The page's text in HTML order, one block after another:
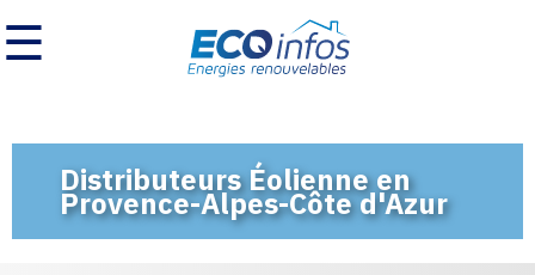
☰
Distributeurs Éolienne en
Provence-Alpes-Côte d'Azur